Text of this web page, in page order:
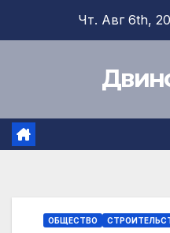
Чт. Авг 6th,
ОБЩЕСТВО